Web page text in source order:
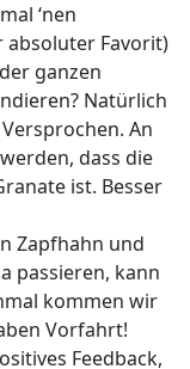
‘nen
absoluter Favorit)
ganzen
Natürlich
An
dass die
ist. Besser
Zapfhahn und
passieren, kann
kommen wir
Vorfahrt!
Feedback,